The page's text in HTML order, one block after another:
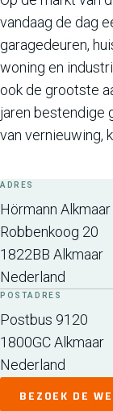
vandaag de dag
garagedeuren,
woning en
ook de grootste
jaren bestendige
van vernieuwing,
ADRES
Hörmann Alkmaar
Robbenkoog 20
1822BB Alkmaar
Nederland
POSTADRES
Postbus 9120
1800GCAlkmaar
Nederland
BEZOEK DE